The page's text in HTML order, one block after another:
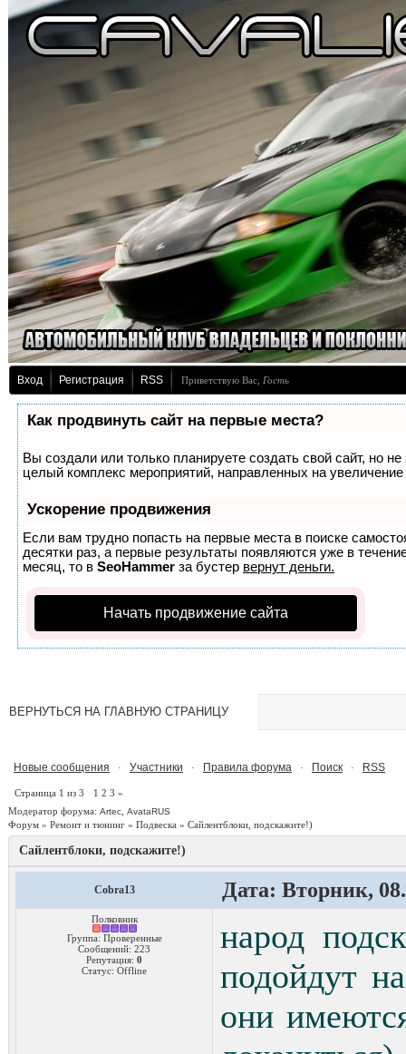
Вход Регистрация RSS Приветствую Вас Гость
Как продвинуть сайт на первые места?
Вы создали или только планируете создать свой сайт, но
целый комплекс мероприятий, направленных на
Ускорение продвижения
Если вам трудно попасть на первые места в поиске
десятки раз, а первые результаты появляются уже в
месяц, то в SeoHammer за бустер вернут деньги.
Начать продвижение сайта
ВЕРНУТЬСЯ НА ГЛАВНУЮ СТРАНИЦУ
Новые сообщения · Участники · Правила форума · Поиск · RSS
Страница 1 из 3 1 2 3 »
Модератор форума: Artec AvataRUS
Форум » Ремонт и тюнинг » Подвеска » Сайлентблоки, подскажите!)
Сайлентблоки, подскажите!)
Cobra13 Дата: Вторник,
Полковник
Группа: Проверенные
Сообщений: 223
Репутация: 0
Статус: Offline
народ
подойдут
они